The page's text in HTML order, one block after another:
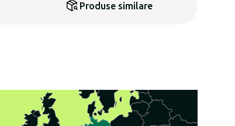
Produse similare